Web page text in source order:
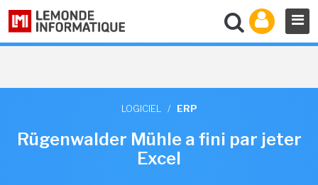
LOGICIEL / ERP
Rügenwalder Mühle a fini par jeter
Excel